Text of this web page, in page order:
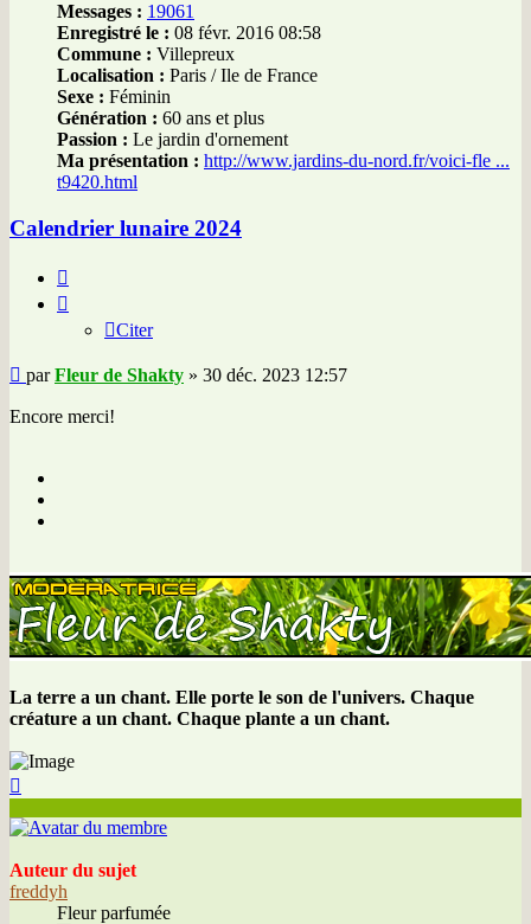
Messages : 19061
Enregistré le : 08 févr. 2016 08:58
Commune : Villepreux
Localisation : Paris / Ile de France
Sexe : Féminin
Génération : 60 ans et plus
Passion : Le jardin d'ornement
Ma présentation : http://www.jardins-du-nord.fr/voici-fle ...
t9420.html
Calendrier lunaire 2024
Citer
Message
parFleur de Shakty » 30 déc. 2023 12:57
Encore merci!
La terre a un chant. Elle porte le son de l'univers. Chaque
créature a un chant. Chaque plante a un chant.
Auteur du sujet
freddyh
Fleur parfumée